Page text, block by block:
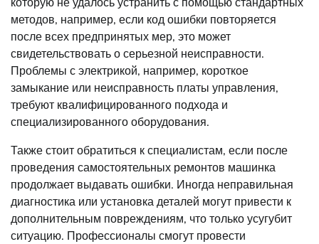
методов, например, если код ошибки повторяется
после всех предпринятых мер, это может
свидетельствовать о серьезной неисправности.
Проблемы с электрикой, например, короткое
замыкание или неисправность платы управления,
требуют квалифицированного подхода и
специализированного оборудования.
Также стоит обратиться к специалистам, если после
проведения самостоятельных ремонтов машинка
продолжает выдавать ошибки. Иногда неправильная
диагностика или установка деталей могут привести к
дополнительным повреждениям, что только усугубит
ситуацию. Профессионалы смогут провести